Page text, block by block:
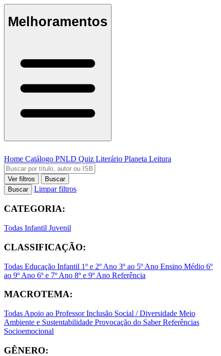
Melhoramentos
Home Catálogo PNLD Quiz Literário Planeta Leitura
Ver filtros
Buscar
Buscar
Limpar filtros
CATEGORIA:
Todas Infantil Juvenil
CLASSIFICAÇÃO:
Todas Educação Infantil 1º e 2º Ano 3º ao 5º Ano Ensino Médio 6º
ao 9º Ano 6º e 7º Ano 8º e 9º Ano Referência
MACROTEMA:
Todas Apoio ao ProfessorInclusão Social / Diversidade Meio
Ambiente e Sustentabilidade Provocação do SaberReferências
Socioemocional
GÊNERO: